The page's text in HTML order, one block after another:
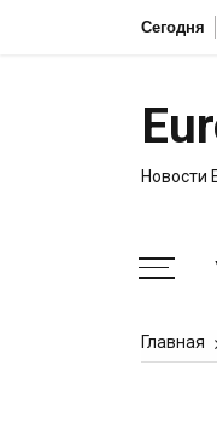
Сегодня
Новости
Главная